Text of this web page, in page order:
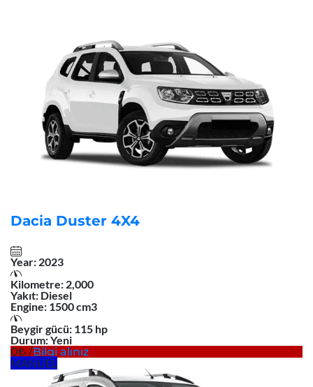
Dacia Duster 4X4
Year: 2023
Kilometre: 2,000
Yakıt: Diesel
Engine: 1500 cm3
Beygir gücü: 115 hp
Durum:Yeni
0
/Bilgi alınız
MANUEL